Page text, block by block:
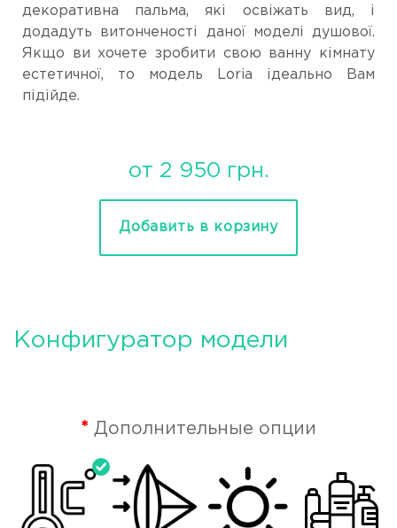
декоративна пальма, які освіжать вид, і
додадуть витонченості даної моделі душової.
Якщо ви хочете зробити свою ванну кімнату
естетичної, то модель Loria ідеально Вам
підійде.
от 2 950 грн.
Добавить в корзину
Конфигуратор модели
Дополнительные опции